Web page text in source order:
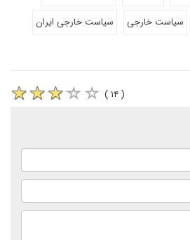
سیاست خارجی سیاست خارجی ایران
( ۱۴ )